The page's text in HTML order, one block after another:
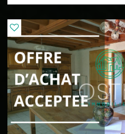
agent commercial immatriculé
informations sur les risques
sont disponibles sur le site
www.georisques.gouv.fr